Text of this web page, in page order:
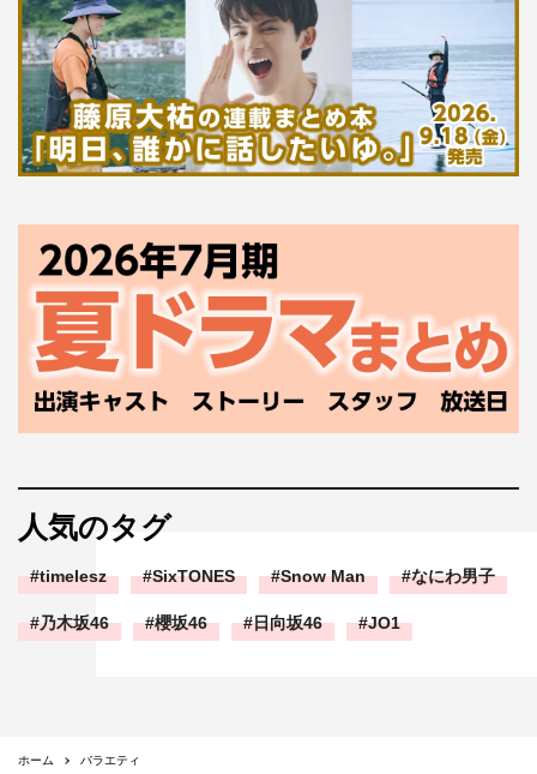
人気のタグ
timelesz SixTONES Snow Man なにわ男子
乃木坂46 櫻坂46 日向坂46 JO1
ホーム
バラエティ